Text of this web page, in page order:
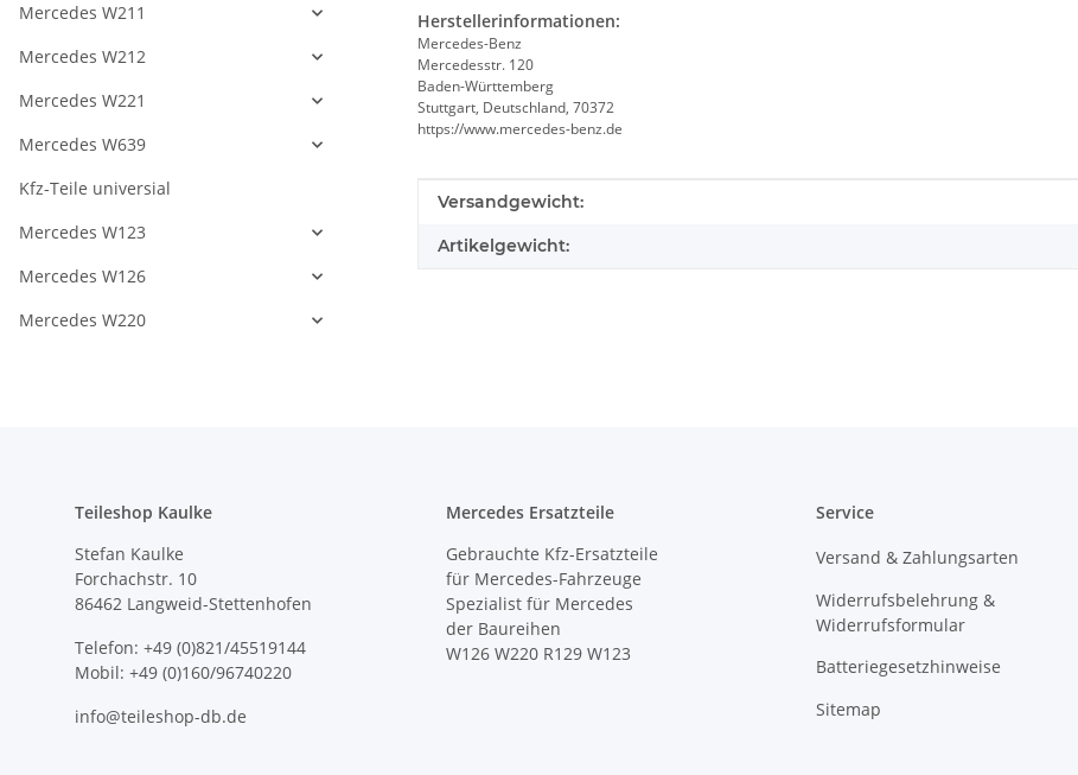
Herstellerinformationen:
Mercedes-Benz
Mercedesstr. 120
Baden-Württemberg
Stuttgart, Deutschland, 70372
https://www.mercedes-benz.de
Produkteigenschaft
Wert
Versandgewicht:
Artikelgewicht:
Mercedes W211
Mercedes W212
Mercedes W221
Mercedes W639
Kfz-Teile universial
Mercedes W123
Mercedes W126
Mercedes W220
Teileshop Kaulke
Stefan Kaulke
Forchachstr. 10
86462 Langweid-Stettenhofen
Telefon: +49 (0)821/45519144
Mobil: +49 (0)160/96740220
info@teileshop-db.de
Mercedes Ersatzteile
Gebrauchte Kfz-Ersatzteile
für Mercedes-Fahrzeuge
Spezialist für Mercedes
der Baureihen
W126 W220 R129 W123
Service
Versand & Zahlungsarten
Widerrufsbelehrung &
Widerrufsformular
Batteriegesetzhinweise
Sitemap